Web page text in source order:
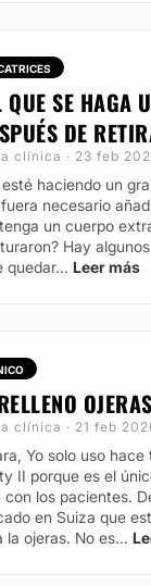
QUE SE HAGA
DE
clínica · 23 feb
haciendo un
necesario
un cuerpo
Hay
quedar... Leer más
OJERAS
clínica · 21 feb
Yo solo uso
II porque es el
con los pacientes.
en Suiza que
la ojeras. No es...